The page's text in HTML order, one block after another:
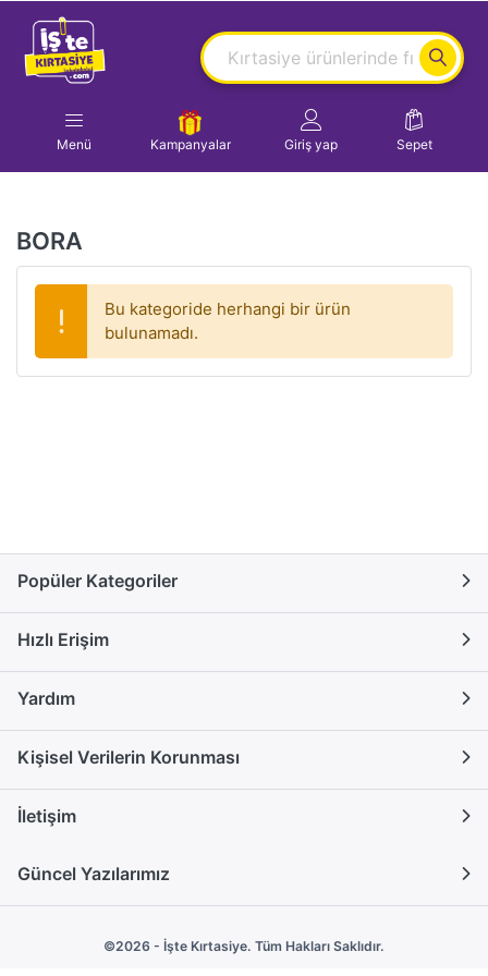
Menü Kampanyalar Giriş yap Sepet
BORA
Bu kategoride herhangi bir ürün
bulunamadı.
Popüler Kategoriler
Hızlı Erişim
Yardım
Kişisel Verilerin Korunması
İletişim
Güncel Yazılarımız
©2026 - İşte Kırtasiye. Tüm Hakları Saklıdır.